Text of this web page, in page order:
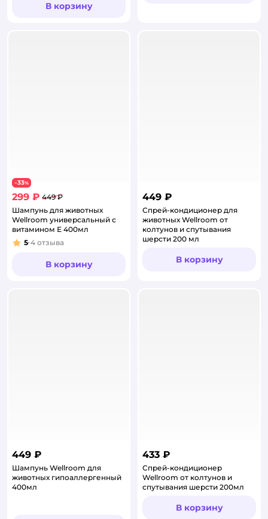
В корзину
−33%
299 ₽ 449 ₽
Шампунь для животных
Wellroom универсальный с
витамином Е 400мл
Рейтинг:
5 4 отзыва
В корзину
449 ₽
Спрей-кондиционер для
животных Wellroom от
колтунов и спутывания
шерсти 200 мл
В корзину
449 ₽
Шампунь Wellroom для
животных гипоаллергенный
400мл
433 ₽
Спрей-кондиционер
Wellroom от колтунов и
спутывания шерсти 200мл
В корзину